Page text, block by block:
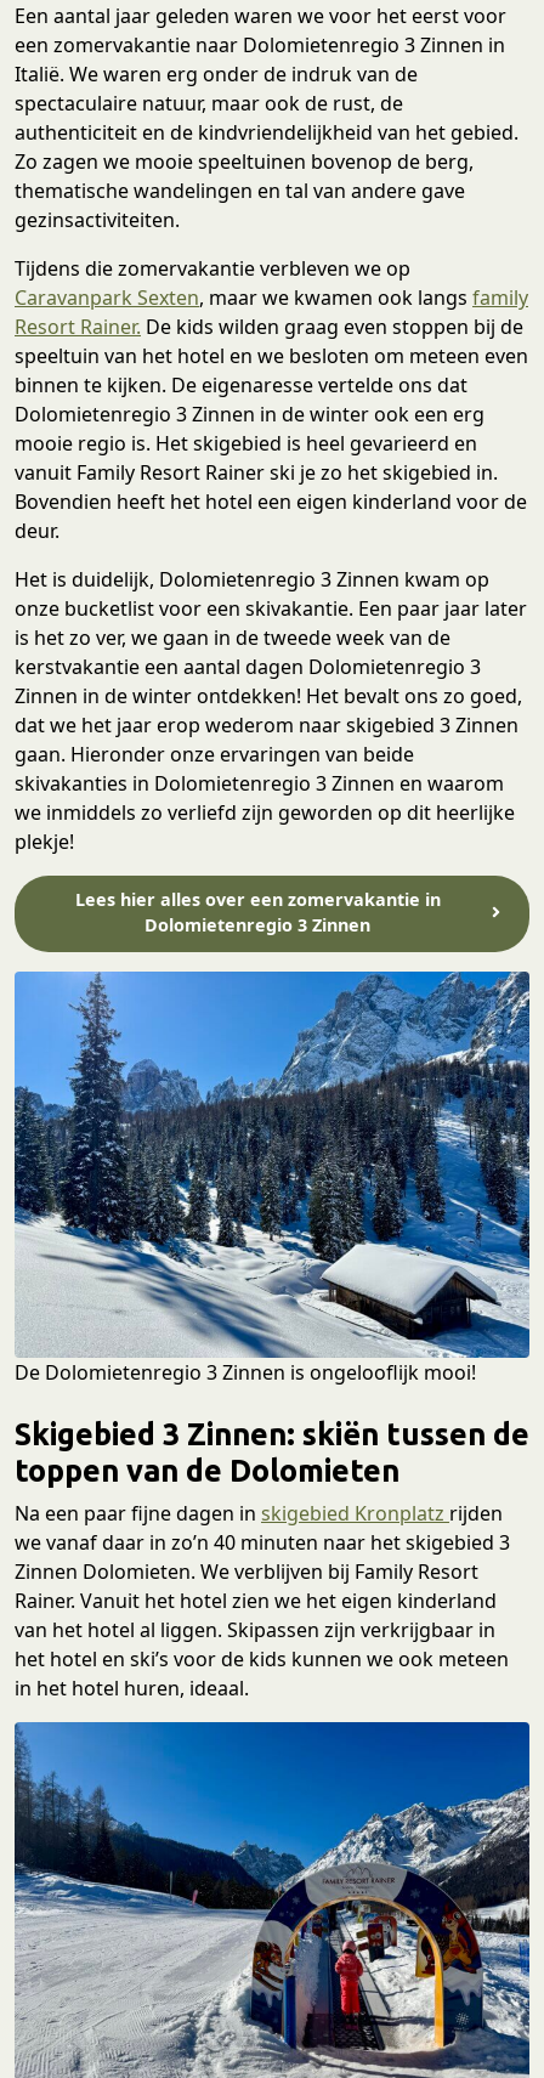
Een aantal jaar geleden waren we voor het eerst voor
een zomervakantie naar Dolomietenregio 3 Zinnen in
Italië. We waren erg onder de indruk van de
spectaculaire natuur, maar ook de rust, de
authenticiteit en de kindvriendelijkheid van het gebied.
Zo zagen we mooie speeltuinen bovenop de berg,
thematische wandelingen en tal van andere gave
gezinsactiviteiten.
Tijdens die zomervakantie verbleven we op
Caravanpark Sexten, maar we kwamen ook langs family
Resort Rainer. De kids wilden graag even stoppen bij de
speeltuin van het hotel en we besloten om meteen even
binnen te kijken. De eigenaresse vertelde ons dat
Dolomietenregio 3 Zinnen in de winter ook een erg
mooie regio is. Het skigebied is heel gevarieerd en
vanuit Family Resort Rainer ski je zo het skigebied in.
Bovendien heeft het hotel een eigen kinderland voor de
deur.
Het is duidelijk, Dolomietenregio 3 Zinnen kwam op
onze bucketlist voor een skivakantie. Een paar jaar later
is het zo ver, we gaan in de tweede week van de
kerstvakantie een aantal dagen Dolomietenregio 3
Zinnen in de winter ontdekken! Het bevalt ons zo goed,
dat we het jaar erop wederom naar skigebied 3 Zinnen
gaan. Hieronder onze ervaringen van beide
skivakanties in Dolomietenregio 3 Zinnen en waarom
we inmiddels zo verliefd zijn geworden op dit heerlijke
plekje!
Lees hier alles over een zomervakantie in
Dolomietenregio 3 Zinnen
De Dolomietenregio 3 Zinnen is ongelooflijk mooi!
Skigebied 3 Zinnen: skiën tussen de
toppen van de Dolomieten
Na een paar fijne dagen in skigebied Kronplatz rijden
we vanaf daar in zo’n 40 minuten naar het skigebied 3
Zinnen Dolomieten. We verblijven bij Family Resort
Rainer. Vanuit het hotel zien we het eigen kinderland
van het hotel al liggen. Skipassen zijn verkrijgbaar in
het hotel en ski’s voor de kids kunnen we ook meteen
in het hotel huren, ideaal.